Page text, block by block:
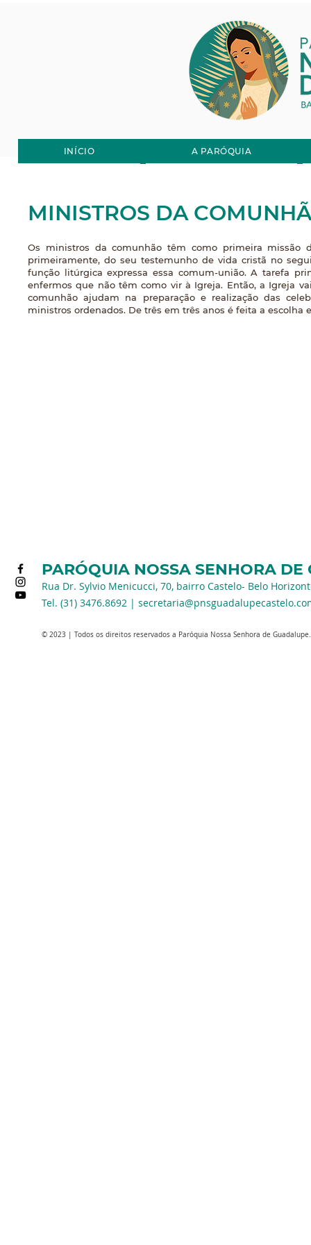
INÍCIO A PARÓQUIA
MINISTROS DA
Os ministros da comunhão têm como primeira missão
primeiramente, do seu testemunho de vida cristã no
função litúrgica expressa essa comum-união. A tarefa
enfermos que não têm como vir à Igreja. Então, a Igreja
comunhão ajudam na preparação e realização das
ministros ordenados. De três em três anos é feita a
PARÓQUIA NOSSA SENHORA DE
Rua Dr. Sylvio Menicucci, 70, bairro Castelo- Belo
Tel. (31) 3476.8692 |
© 2023 | Todos os direitos reservados a Paróquia Nossa Senhora de Guadalupe.